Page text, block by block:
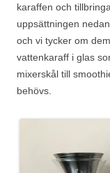
karaffen och
uppsättningen
och vi tycker om
vattenkaraff i glas
mixerskål till
behövs.